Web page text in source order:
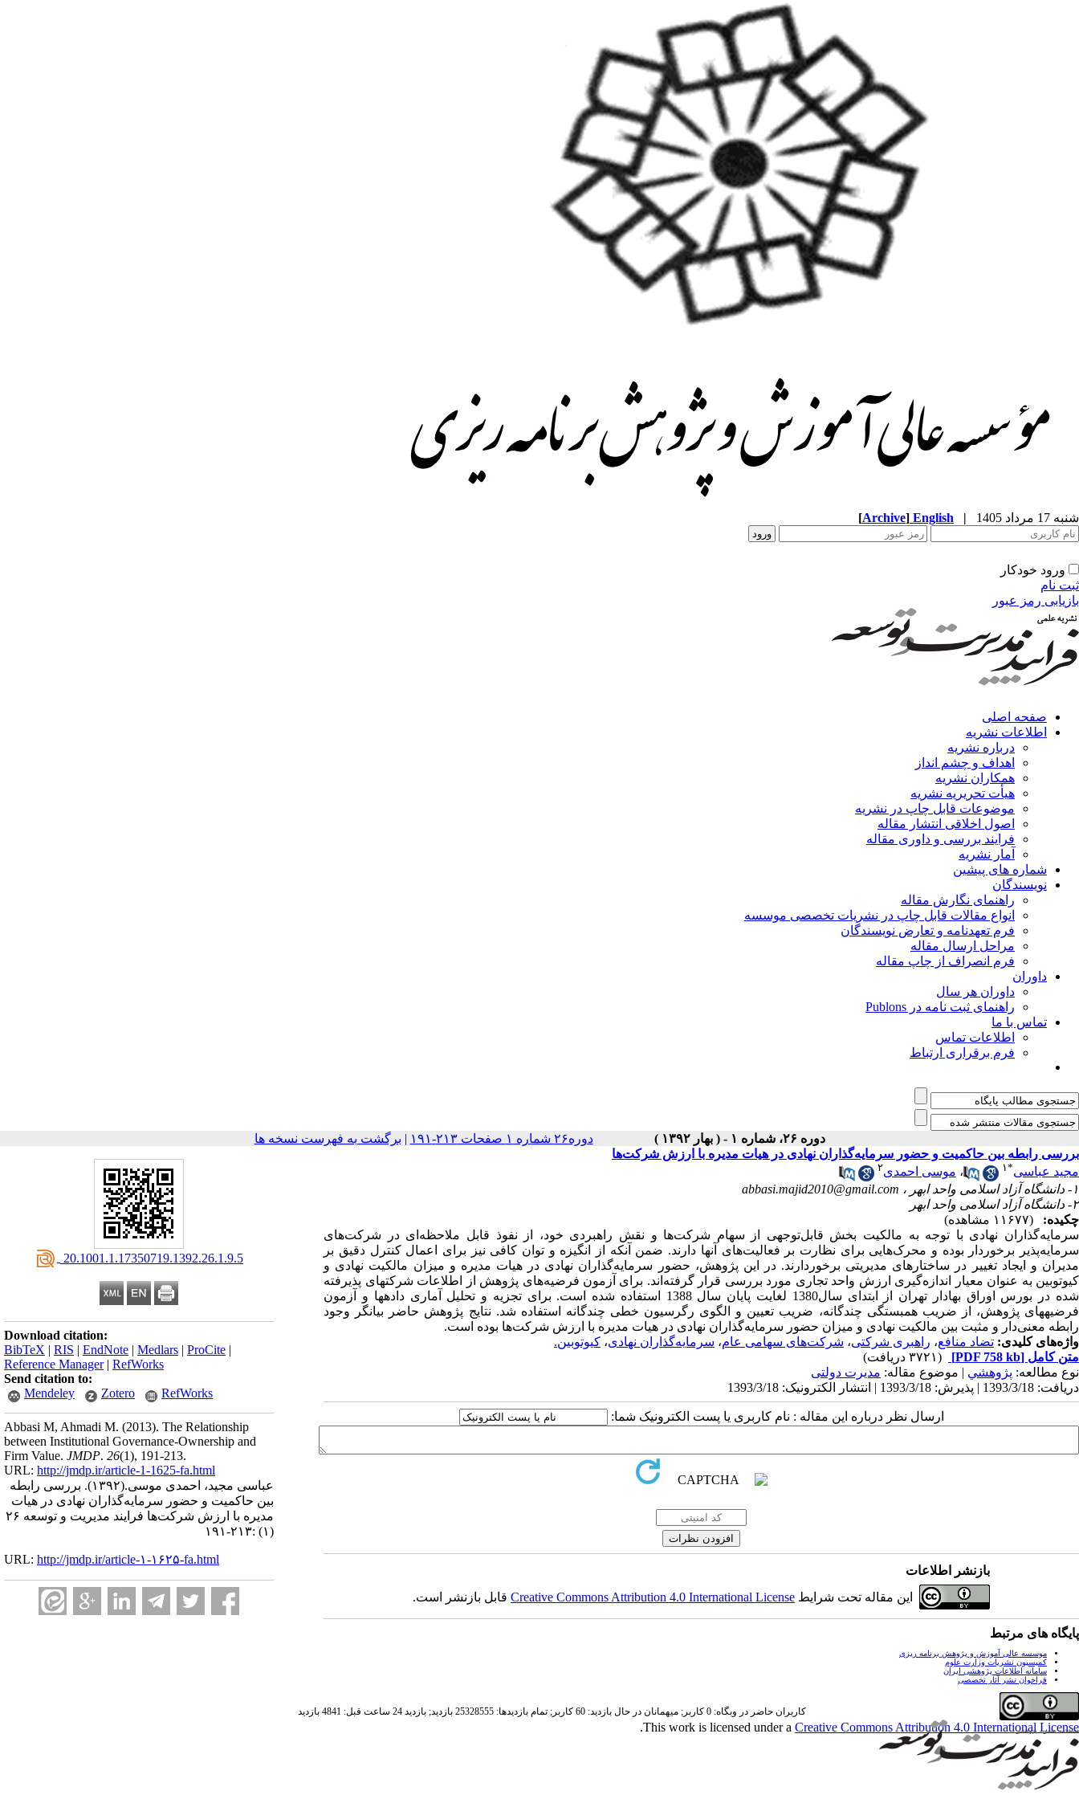
شنبه 17 مرداد 1405 |
English
[Archive]
ورود خودکار
ثبت نام
بازیابی رمز عبور
صفحه اصلی
اطلاعات نشریه
درباره نشریه
اهداف و چشم انداز
همکاران نشریه
هیأت تحریریه نشریه
موضوعات قابل چاپ در نشریه
اصول اخلاقی انتشار مقاله
فرایند بررسی و داوری مقاله
آمار نشریه
شماره های پیشین
نویسندگان
راهنمای نگارش مقاله
انواع مقالات قابل چاپ در نشریات تخصصی موسسه
فرم تعهدنامه و تعارض نویسندگان
مراحل ارسال مقاله
فرم انصراف از چاپ مقاله
داوران
داوران هر سال
راهنمای ثبت نامه در Publons
تماس با ما
اطلاعات تماس
فرم برقراری ارتباط
دوره ۲۶، شماره ۱ - ( بهار ۱۳۹۲ ) دوره۲۶ شماره ۱ صفحات ۲۱۳-۱۹۱ | برگشت به فهرست نسخه ها
‎ 20.1001.1.17350719.1392.26.1.9.5
Download citation:
BibTeX | RIS | EndNote | Medlars | ProCite |
Reference Manager| RefWorks
Send citation to:
Mendeley
Zotero RefWorks
Abbasi M, Ahmadi M. (2013). The Relationship
between Institutional Governance-Ownership and
Firm Value. JMDP. 26(1), 191-213.
URL: http://jmdp.ir/article-1-1625-fa.html
عباسی مجید، احمدی موسی.(۱۳۹۲).
بررسی رابطه
بین حاکمیت و حضور ‌سرمایه‌گذاران نهادی در هیات
مدیره با ارزش شرکت‌‌ها فرایند مدیریت و توسعه ۲۶
(۱) :۲۱۳-۱۹۱
URL: http://jmdp.ir/article-۱-۱۶۲۵-fa.html
بررسی رابطه بین حاکمیت و حضور ‌سرمایه‌گذاران نهادی در هیات مدیره با ارزش شرکت‌‌ها
مجید عباسی*۱ ، موسی احمدی۲
۱- دانشگاه آزاد اسلامی واحد ابهر ،
abbasi.majid2010@gmail.com
۲- دانشگاه آزاد اسلامی واحد ابهر
چکیده:
(۱۱۶۷۷ مشاهده)
سرمایه‌گذاران نهادی با توجه به مالکیت بخش قابل‌توجهی از سهام شرکت‌ها و نقش راهبردی خود، از نفوذ قابل ملاحظه‌ای در شرکت‌های
سرمایه‌پذیر برخوردار بوده و محرک‌هایی برای نظارت بر فعالیت‌های آنها دارند. ضمن آنکه از انگیزه و توان کافی نیز برای اعمال کنترل دقیق بر
مدیران و ایجاد تغییر در ساختارهای مدیریتی برخوردارند. در این پژوهش، حضور سرمایه‌گذاران نهادی در هیات مدیره و میزان مالکیت نهادی و
کیوتوبین به عنوان معیار اندازه‌گیری ارزش واحد تجاری مورد بررسی قرار گرفته‌اند. برای آزمون فرضیه‌های پژوهش از اطلاعات شرکتهای پذیرفته
شده در بورس اوراق بهادار تهران از ابتدای سال1380 لغایت پایان سال 1388 استفاده شده است. برای تجزیه و تحلیل آماری دادهها و آزمون
فرضیههای پژوهش، از ضریب همبستگی چندگانه، ضریب تعیین و الگوی رگرسیون خطی چندگانه استفاده شد. نتایج پژوهش حاضر بیانگر وجود
رابطه معنی‌دار و مثبت بین مالکیت نهادی و میزان حضور سرمایه‌گذاران نهادی در هیات مدیره با ارزش شرکت‌ها بوده است.
واژه‌های کلیدی: تضاد منافع، راهبری شرکتی، شرکت‌های سهامی عام، سرمایه‌گذاران نهادی، کیوتوبین.
متن کامل [PDF 758 kb]
(۳۷۲۱ دریافت)
نوع مطالعه: پژوهشي | موضوع مقاله: مدیرت دولتی
دریافت: 1393/3/18 | پذیرش: 1393/3/18 | انتشار الکترونیک: 1393/3/18
ارسال نظر درباره این مقاله : نام کاربری یا پست الکترونیک شما:
بازنشر اطلاعات
این مقاله تحت شرایط Creative Commons Attribution 4.0 International Licenseقابل بازنشر است.
پایگاه های مرتبط
موسسه عالی آموزش و پژوهش برنامه ریزی
کمیسیون نشریات وزارت علوم
سامانه اطلاعات پژوهشی ایران
فراخوان نشر آثار تخصصی
This work is licensed under a Creative Commons Attribution 4.0 International License
.
کاربران حاضر در وبگاه: 0 کاربر; میهمانان در حال بازدید: 60 کاربر; تمام بازدید‌ها: 25328555 بازدید; بازدید 24 ساعت قبل: 4841 بازدید